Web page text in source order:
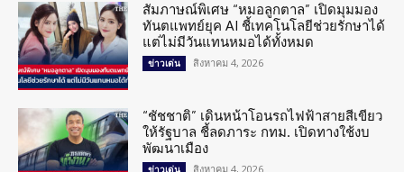
สัมภาษณ์พิเศษ “หมอลูกตาล” เปิดมุมมอง
ทันตแพทย์ยุค AI ชี้เทคโนโลยีช่วยรักษาได้
แต่ไม่มีวันแทนหมอได้ทั้งหมด
ข่าวเด่น สิงหาคม 4, 2026
“ชัชชาติ” เดินหน้าโอนรถไฟฟ้าสายสีเขียว
ให้รัฐบาล ชี้ลดภาระ กทม. เปิดทางใช้งบ
พัฒนาเมือง
ข่าวเด่น สิงหาคม 4, 2026